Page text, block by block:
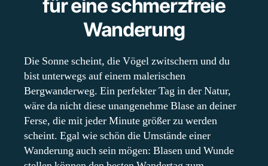
für eine schmerzfreie
Wanderung
Die Sonne scheint, die Vögel zwitschern und du
bist unterwegs auf einem malerischen
Bergwanderweg. Ein perfekter Tag in der Natur,
wäre da nicht diese unangenehme Blase an deiner
Ferse, die mit jeder Minute größer zu werden
scheint. Egal wie schön die Umstände einer
Wanderung auch sein mögen: Blasen und Wunde